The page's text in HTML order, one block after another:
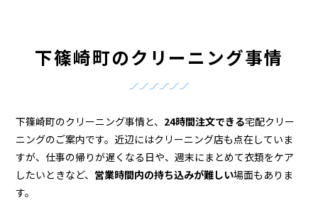
＆
宅
配
ク
下篠崎町のクリーニング事情
下篠崎町のクリーニング事情と、 24時間注文できる宅配クリー
ニングのご案内です。近辺にはクリーニング店も点在していま
すが、仕事の帰りが遅くなる日や、週末にまとめて衣類をケア
したいときなど、 営業時間内の持ち込みが難しい場面もありま
す。